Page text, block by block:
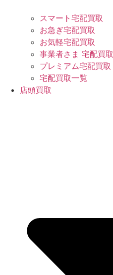
スマート宅配買取
お急ぎ宅配買取
お気軽宅配買取
事業者さま 宅配買取
プレミアム宅配買取
宅配買取一覧
店頭買取